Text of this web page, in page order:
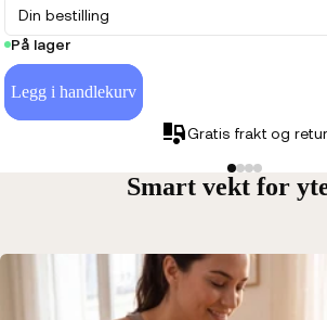
Din bestilling
På lager
Legg i handlekurv
Gratis frakt og retur
Smart vekt for